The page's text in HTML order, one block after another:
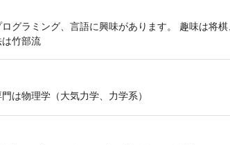
グラミング、言語に興味があります。 趣味は将
竹部流
は物理学（大気力学、力学系）